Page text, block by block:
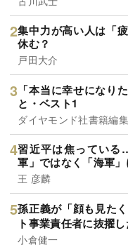
集中力が高い人は「
休む？
戸田大介
「本当に幸せになり
と・ベスト1
ダイヤモンド社書籍編
習近平は焦っている
軍」ではなく「海軍
王 彦麟
孫正義が「顔も見た
ト事業責任者に抜擢
小倉健一